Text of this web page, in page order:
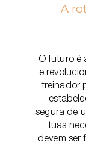
A
O futuro é
e
treinador
segura de
tuas
devem ser